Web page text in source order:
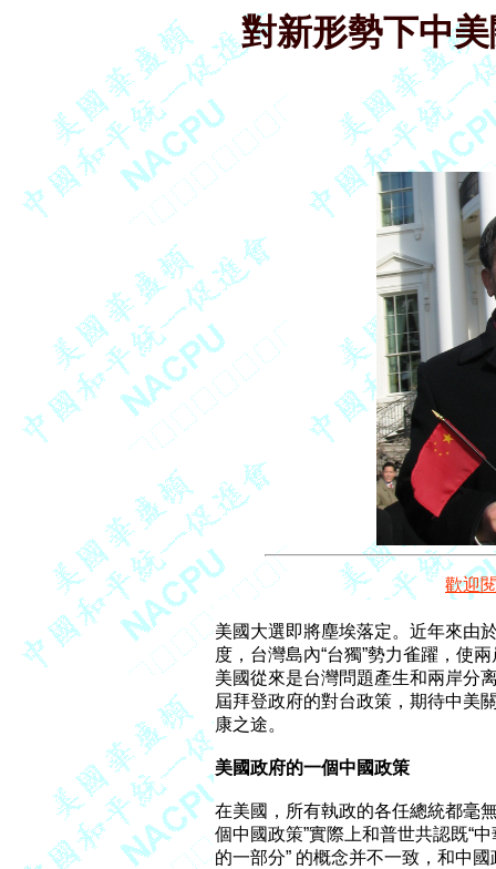
對新形勢下中
歡迎
美國大選即將塵埃落定。近年來由
度，台灣島內“台獨”勢力雀躍，使
美國從來是台灣問題產生和兩岸分
屆拜登政府的對台政策，期待中美
康之途。
美國政府的一個中國政策
在美國，所有執政的各任總統都毫
個中國政策”實際上和普世共認既“
的一部分” 的概念并不一致，和中